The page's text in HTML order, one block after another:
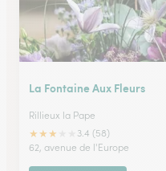
La Fontaine Aux Fleurs
Rillieux la Pape
★★★
3.4 (58)
62, avenue de l'Europe